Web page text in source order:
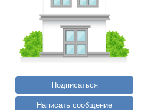
Подписаться
Написать сообщение